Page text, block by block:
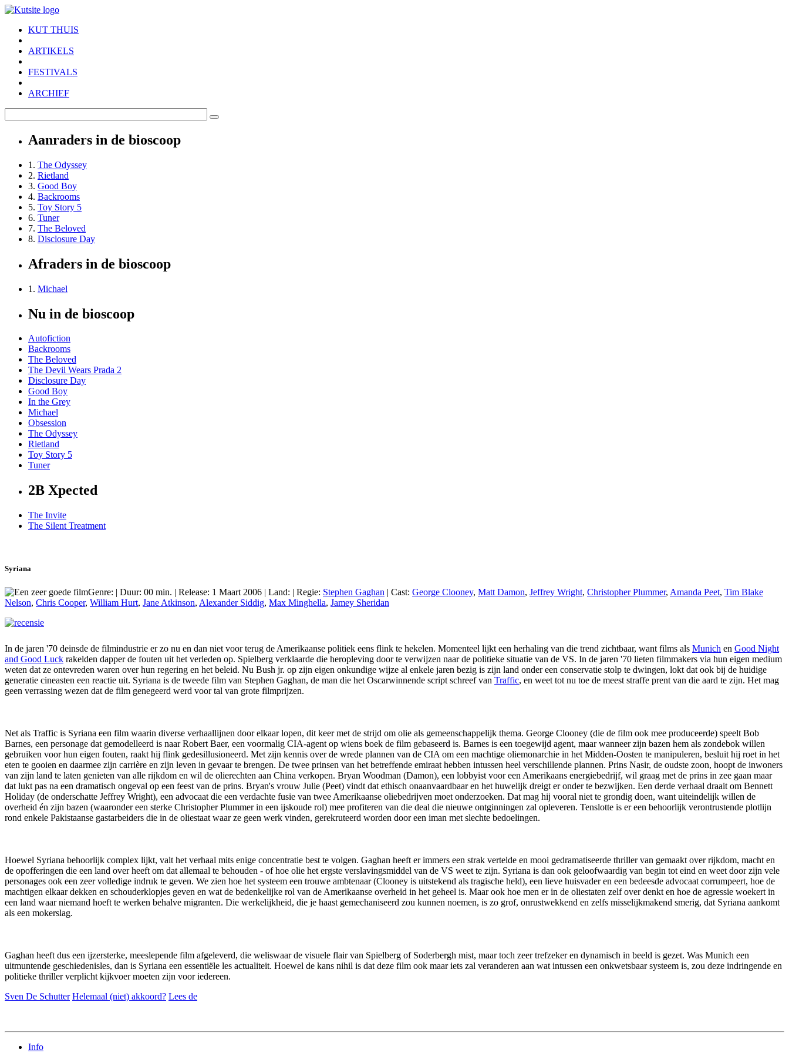
Skip to main content
KUT THUIS
ARTIKELS
FESTIVALS
ARCHIEF
Aanraders in de bioscoop
1. The Odyssey
2. Rietland
3. Good Boy
4. Backrooms
5. Toy Story 5
6. Tuner
7. The Beloved
8. Disclosure Day
Afraders in de bioscoop
1. Michael
Nu in de bioscoop
Autofiction
Backrooms
The Beloved
The Devil Wears Prada 2
Disclosure Day
Good Boy
In the Grey
Michael
Obsession
The Odyssey
Rietland
Toy Story 5
Tuner
2B Xpected
The Invite
The Silent Treatment
Syriana
Genre: | Duur: 00 min. | Release: 1 Maart 2006 | Land: | Regie: Stephen Gaghan | Cast: George Clooney, Matt Damon, Jeffrey Wright, Christopher Plummer, Amanda Peet, Tim Blake
Nelson, Chris Cooper, William Hurt, Jane Atkinson, Alexander Siddig, Max Minghella, Jamey Sheridan
In de jaren '70 deinsde de filmindustrie er zo nu en dan niet voor terug de Amerikaanse politiek eens flink te hekelen. Momenteel lijkt een herhaling van die trend zichtbaar, want films als Munich en Good Night
and Good Luck rakelden dapper de fouten uit het verleden op. Spielberg verklaarde die heropleving door te verwijzen naar de politieke situatie van de VS. In de jaren '70 lieten filmmakers via hun eigen medium
weten dat ze ontevreden waren over hun regering en het beleid. Nu Bush jr. op zijn eigen onkundige wijze al enkele jaren bezig is zijn land onder een conservatie stolp te dwingen, lokt dat ook bij de huidige
generatie cineasten een reactie uit. Syriana is de tweede film van Stephen Gaghan, de man die het Oscarwinnende script schreef van Traffic, en weet tot nu toe de meest straffe prent van die aard te zijn. Het mag
geen verrassing wezen dat de film genegeerd werd voor tal van grote filmprijzen.
Net als Traffic is Syriana een film waarin diverse verhaallijnen door elkaar lopen, dit keer met de strijd om olie als gemeenschappelijk thema. George Clooney (die de film ook mee produceerde) speelt Bob
Barnes, een personage dat gemodelleerd is naar Robert Baer, een voormalig CIA-agent op wiens boek de film gebaseerd is. Barnes is een toegewijd agent, maar wanneer zijn bazen hem als zondebok willen
gebruiken voor hun eigen fouten, raakt hij flink gedesillusioneerd. Met zijn kennis over de wrede plannen van de CIA om een machtige oliemonarchie in het Midden-Oosten te manipuleren, besluit hij roet in het
eten te gooien en daarmee zijn carrière en zijn leven in gevaar te brengen. De twee prinsen van het betreffende emiraat hebben intussen heel verschillende plannen. Prins Nasir, de oudste zoon, hoopt de inwoners
van zijn land te laten genieten van alle rijkdom en wil de olierechten aan China verkopen. Bryan Woodman (Damon), een lobbyist voor een Amerikaans energiebedrijf, wil graag met de prins in zee gaan maar
dat lukt pas na een dramatisch ongeval op een feest van de prins. Bryan's vrouw Julie (Peet) vindt dat ethisch onaanvaardbaar en het huwelijk dreigt er onder te bezwijken. Een derde verhaal draait om Bennett
Holiday (de onderschatte Jeffrey Wright), een advocaat die een verdachte fusie van twee Amerikaanse oliebedrijven moet onderzoeken. Dat mag hij vooral niet te grondig doen, want uiteindelijk willen de
overheid én zijn bazen (waaronder een sterke Christopher Plummer in een ijskoude rol) mee profiteren van die deal die nieuwe ontginningen zal opleveren. Tenslotte is er een behoorlijk verontrustende plotlijn
rond enkele Pakistaanse gastarbeiders die in de oliestaat waar ze geen werk vinden, gerekruteerd worden door een iman met slechte bedoelingen.
Hoewel Syriana behoorlijk complex lijkt, valt het verhaal mits enige concentratie best te volgen. Gaghan heeft er immers een strak vertelde en mooi gedramatiseerde thriller van gemaakt over rijkdom, macht en
de opofferingen die een land over heeft om dat allemaal te behouden - of hoe olie het ergste verslavingsmiddel van de VS weet te zijn. Syriana is dan ook geloofwaardig van begin tot eind en weet door zijn vele
personages ook een zeer volledige indruk te geven. We zien hoe het systeem een trouwe ambtenaar (Clooney is uitstekend als tragische held), een lieve huisvader en een bedeesde advocaat corrumpeert, hoe de
machtigen elkaar dekken en schouderklopjes geven en wat de bedenkelijke rol van de Amerikaanse overheid in het geheel is. Maar ook hoe men er in de oliestaten zelf over denkt en hoe de agressie woekert in
een land waar niemand hoeft te werken behalve migranten. Die werkelijkheid, die je haast gemechaniseerd zou kunnen noemen, is zo grof, onrustwekkend en zelfs misselijkmakend smerig, dat Syriana aankomt
als een mokerslag.
Gaghan heeft dus een ijzersterke, meeslepende film afgeleverd, die weliswaar de visuele flair van Spielberg of Soderbergh mist, maar toch zeer trefzeker en dynamisch in beeld is gezet. Was Munich een
uitmuntende geschiedenisles, dan is Syriana een essentiële les actualiteit. Hoewel de kans nihil is dat deze film ook maar iets zal veranderen aan wat intussen een onkwetsbaar systeem is, zou deze indringende en
politieke thriller verplicht kijkvoer moeten zijn voor iedereen.
Sven De Schutter Helemaal (niet) akkoord? Lees de
Info